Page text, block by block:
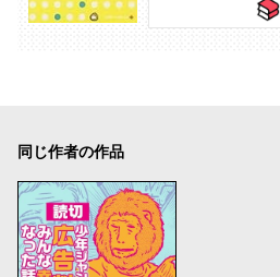
同じ作者の作品